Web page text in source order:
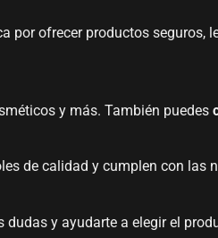
por ofrecer productos
y más. También puedes
de calidad y cumplen con las
y ayudarte a elegir el